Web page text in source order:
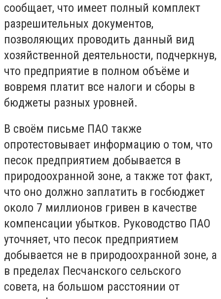
сообщает, что имеет полный комплект
разрешительных документов,
позволяющих проводить данный вид
хозяйственной деятельности, подчеркнув,
что предприятие в полном объёме и
вовремя платит все налоги и сборы в
бюджеты разных уровней.
В своём письме ПАО также
опротестовывает информацию о том, что
песок предприятием добывается в
природоохранной зоне, а также тот факт,
что оно должно заплатить в госбюджет
около 7 миллионов гривен в качестве
компенсации убытков. Руководство ПАО
уточняет, что песок предприятием
добывается не в природоохранной зоне, а
в пределах Песчанского сельского
совета, на большом расстоянии от